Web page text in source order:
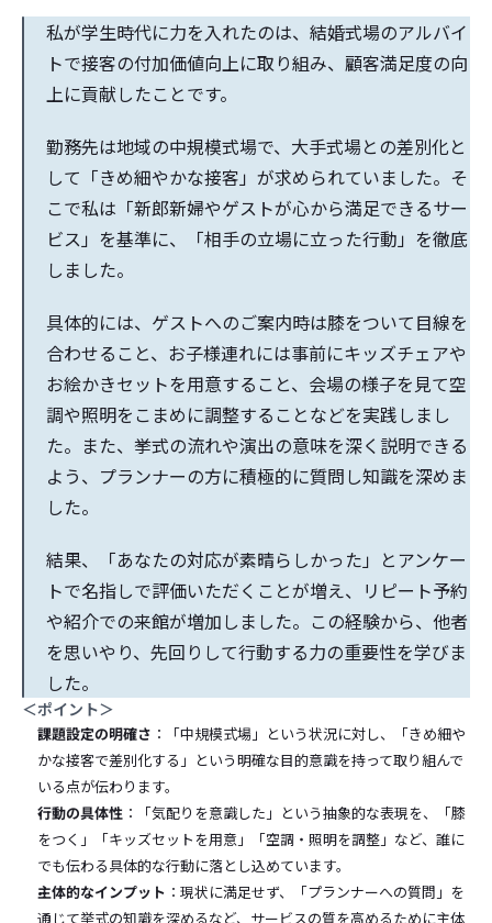
私が学生時代に力を入れたのは、結婚式場のアルバイ
トで接客の付加価値向上に取り組み、顧客満足度の向
上に貢献したことです。
勤務先は地域の中規模式場で、大手式場との差別化と
して「きめ細やかな接客」が求められていました。そ
こで私は「新郎新婦やゲストが心から満足できるサー
ビス」を基準に、「相手の立場に立った行動」を徹底
しました。
具体的には、ゲストへのご案内時は膝をついて目線を
合わせること、お子様連れには事前にキッズチェアや
お絵かきセットを用意すること、会場の様子を見て空
調や照明をこまめに調整することなどを実践しまし
た。また、挙式の流れや演出の意味を深く説明できる
よう、プランナーの方に積極的に質問し知識を深めま
した。
結果、「あなたの対応が素晴らしかった」とアンケー
トで名指しで評価いただくことが増え、リピート予約
や紹介での来館が増加しました。この経験から、他者
を思いやり、先回りして行動する力の重要性を学びま
した。
＜ポイント＞
課題設定の明確さ ：「中規模式場」という状況に対し、「きめ細や
かな接客で差別化する」という明確な目的意識を持って取り組んで
いる点が伝わります。
行動の具体性 ：「気配りを意識した」という抽象的な表現を、「膝
をつく」「キッズセットを用意」「空調・照明を調整」など、誰に
でも伝わる具体的な行動に落とし込めています。
主体的なインプット ：現状に満足せず、「プランナーへの質問」を
通じて挙式の知識を深めるなど、サービスの質を高めるために主体